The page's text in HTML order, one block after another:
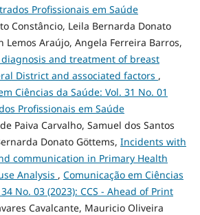
Profissionais em Saúde
Constâncio, Leila Bernarda Donato
Lemos Araújo, Angela Ferreira Barros,
and treatment of breast
District and associated factors ,
Ciências da Saúde: Vol. 31 No. 01
Profissionais em Saúde
Paiva Carvalho, Samuel dos Santos
Donato Göttems, Incidents with
communication in Primary Health
Analysis , Comunicação em Ciências
No. 03 (2023): CCS - Ahead of Print
Cavalcante, Mauricio Oliveira